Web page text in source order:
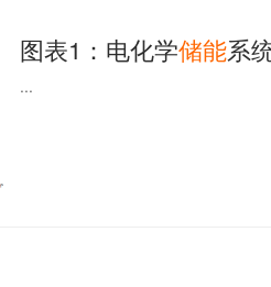
图表1：电化学储能系
...